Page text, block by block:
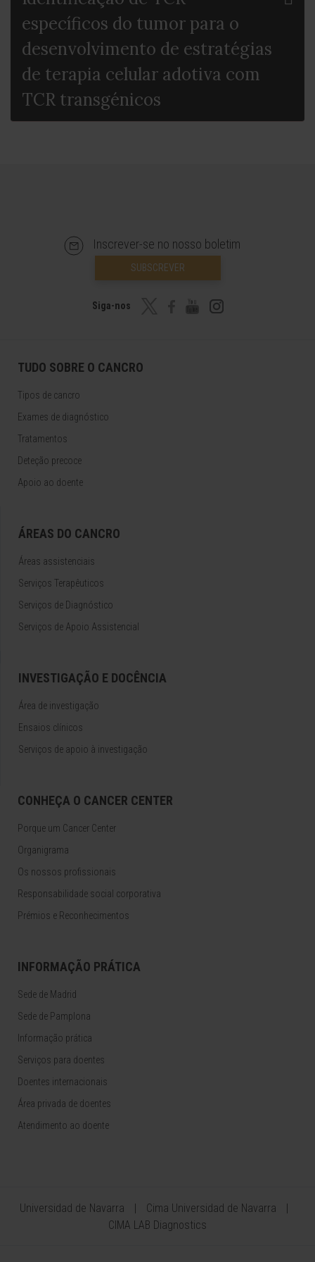
específicos do tumor para o
desenvolvimento de estratégias
de terapia celular adotiva com
TCR transgénicos
Inscrever-se no nosso boletim
SUBSCREVER
Siga-nos
TUDO SOBRE O CANCRO
Tipos de cancro
Exames de diagnóstico
Tratamentos
Deteção precoce
Apoio ao doente
ÁREAS DO CANCRO
Áreas assistenciais
Serviços Terapêuticos
Serviços de Diagnóstico
Serviços de Apoio Assistencial
INVESTIGAÇÃO E DOCÊNCIA
Área de investigação
Ensaios clínicos
Serviços de apoio à investigação
CONHEÇA O CANCER CENTER
Porque um Cancer Center
Organigrama
Os nossos profissionais
Responsabilidade social corporativa
Prémios e Reconhecimentos
INFORMAÇÃO PRÁTICA
Sede de Madrid
Sede de Pamplona
Informação prática
Serviços para doentes
Doentes internacionais
Área privada de doentes
Atendimento ao doente
Universidad de Navarra
Cima Universidad de Navarra
CIMA LAB Diagnostics